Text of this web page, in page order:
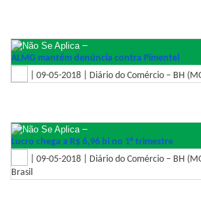
–
ALMG mantém denúncia contra Pimentel
| 09-05-2018 | Diário do Comércio – BH
–
Lucro chega a R$ 6,96 bi no 1° trimestre
| 09-05-2018 | Diário do Comércio – BH
Brasil